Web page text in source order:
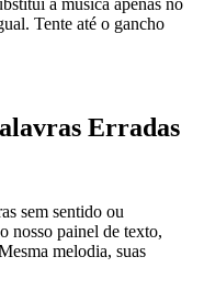
Tente até o gancho
Erradas
sem sentido ou
nosso painel de texto,
melodia, suas